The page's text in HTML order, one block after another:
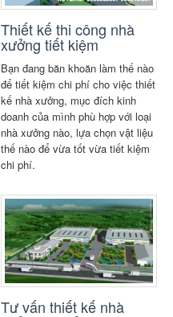
Thiết kế thi công nhà
xưởng tiết kiệm
Bạn đang băn khoăn làm thế nào
để tiết kiệm chi phí cho việc thiết
kế nhà xưởng, mục đích kinh
doanh của mình phù hợp với loại
nhà xưởng nào, lựa chọn vật liệu
thế nào để vừa tốt vừa tiết kiệm
chi phí.
Tư vấn thiết kế nhà